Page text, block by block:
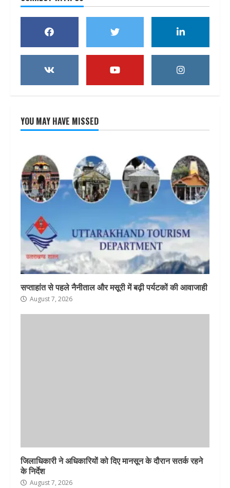
YOU MAY HAVE MISSED
सप्ताहांत से पहले नैनीताल और मसूरी में बढ़ी पर्यटकों की आवाजाही
August 7, 2026
जिलाधिकारी ने अधिकारियों को दिए मानसून के दौरान सतर्क रहने
के निर्देश
August 7, 2026